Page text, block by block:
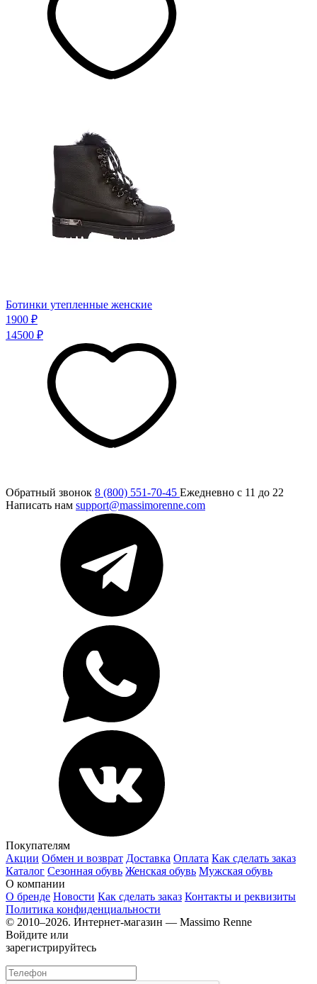
Ботинки утепленные женские
1900 ₽
14500 ₽
Обратный звонок 8 (800) 551-70-45 Ежедневно с 11 до 22
Написать нам support@massimorenne.com
Покупателям
Акции Обмен и возврат Доставка Оплата Как сделать заказ
Каталог Сезонная обувь Женская обувь Мужская обувь
О компании
О бренде Новости Как сделать заказ Контакты и реквизиты
Политика конфиденциальности
© 2010–2026. Интернет-магазин — Massimo Renne
Войдите или
зарегистрируйтесь